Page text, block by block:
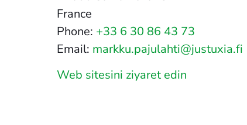
France
Phone: +33 6 30 86 43 73
Email: markku.pajulahti@justuxia.fi
Web sitesini ziyaret edin